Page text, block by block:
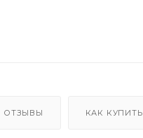
ОТЗЫВЫ КАК КУПИТЬ